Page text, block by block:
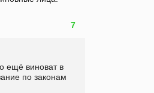
7
ещё виноват в
по законам